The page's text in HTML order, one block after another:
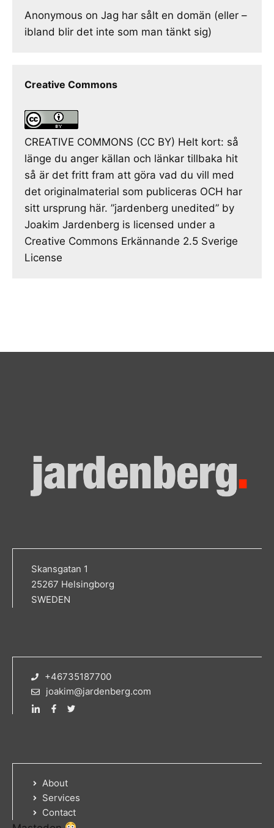
Anonymous on Jag har sålt en domän (eller –
ibland blir det inte som man tänkt sig)
Creative Commons
CREATIVE COMMONS (CC BY) Helt kort: så
länge du anger källan och länkar tillbaka hit
så är det fritt fram att göra vad du vill med
det originalmaterial som publiceras OCH har
sitt ursprung här. ”jardenberg unedited” by
Joakim Jardenberg is licensed under a
Creative Commons Erkännande 2.5 Sverige
License
Skansgatan 1
25267 Helsingborg
SWEDEN
+46735187700
joakim@jardenberg.com
About
Services
Contact